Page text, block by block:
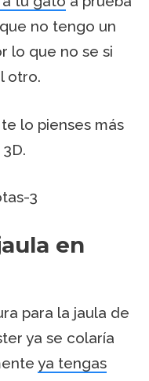
no tengo un
lo que no se si
otro.
lo pienses más
en
para la jaula de
ya se colaría
ya tengas